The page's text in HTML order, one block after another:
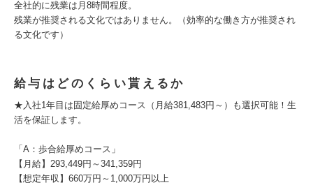
全社的に残業は月8時間程度。
残業が推奨される文化ではありません。（効率的な働き方が推奨され
る文化です）
給与はどのくらい貰えるか
★入社1年目は固定給厚めコース（月給381,483円～）も選択可能！生
活を保証します。
「A：歩合給厚めコース」
【月給】293,449円～341,359円
【想定年収】660万円～1,000万円以上